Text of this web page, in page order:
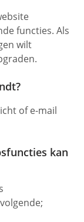
functies. Als
wilt
of e-mail
kan